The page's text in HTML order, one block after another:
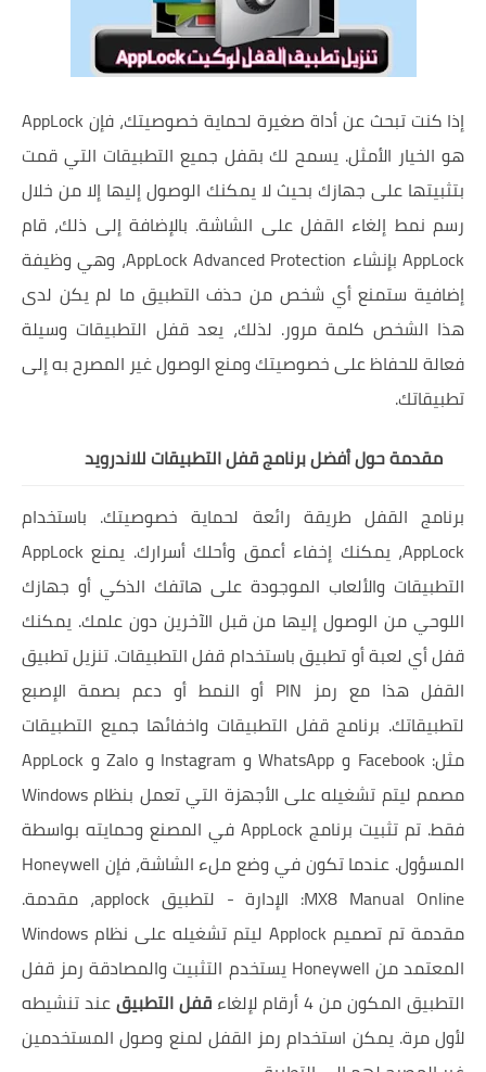
إذا كنت تبحث عن أداة صغيرة لحماية خصوصيتك، فإن AppLock
هو الخيار الأمثل. يسمح لك بقفل جميع التطبيقات التي قمت
بتثبيتها على جهازك بحيث لا يمكنك الوصول إليها إلا من خلال
رسم نمط إلغاء القفل على الشاشة. بالإضافة إلى ذلك، قام
AppLock بإنشاء AppLock Advanced Protection، وهي وظيفة
إضافية ستمنع أي شخص من حذف التطبيق ما لم يكن لدى
هذا الشخص كلمة مرور. لذلك، يعد قفل التطبيقات وسيلة
فعالة للحفاظ على خصوصيتك ومنع الوصول غير المصرح به إلى
تطبيقاتك.
مقدمة حول أفضل برنامج قفل التطبيقات للاندرويد
برنامج القفل طريقة رائعة لحماية خصوصيتك. باستخدام
AppLock، يمكنك إخفاء أعمق وأحلك أسرارك. يمنع AppLock
التطبيقات والألعاب الموجودة على هاتفك الذكي أو جهازك
اللوحي من الوصول إليها من قبل الآخرين دون علمك. يمكنك
قفل أي لعبة أو تطبيق باستخدام قفل التطبيقات. تنزيل تطبيق
القفل هذا مع رمز PIN أو النمط أو دعم بصمة الإصبع
لتطبيقاتك. برنامج قفل التطبيقات واخفائها جميع التطبيقات
مثل: Facebook و WhatsApp و Instagram و Zalo و AppLock
مصمم ليتم تشغيله على الأجهزة التي تعمل بنظام Windows
فقط. تم تثبيت برنامج AppLock في المصنع وحمايته بواسطة
المسؤول. عندما تكون في وضع ملء الشاشة، فإن Honeywell
MX8 Manual Online: الإدارة - لتطبيق applock، مقدمة.
مقدمة تم تصميم Applock ليتم تشغيله على نظام Windows
المعتمد من Honeywell يستخدم التثبيت والمصادقة رمز قفل
التطبيق المكون من 4 أرقام لإلغاء
قفل التطبيقعند تنشيطه
لأول مرة. يمكن استخدام رمز القفل لمنع وصول المستخدمين